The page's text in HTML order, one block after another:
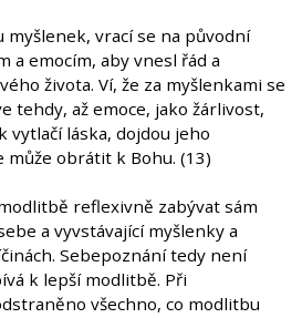
myšlenek, vrací se na původní
a emocím, aby vnesl řád a
života. Ví, že za myšlenkami se
tehdy, až emoce, jako žárlivost,
vytlačí láska, dojdou jeho
může obrátit k Bohu. (13)
reflexivně zabývat sám
a vyvstávající myšlenky a
Sebepoznání tedy není
k lepší modlitbě. Při
všechno, co modlitbu